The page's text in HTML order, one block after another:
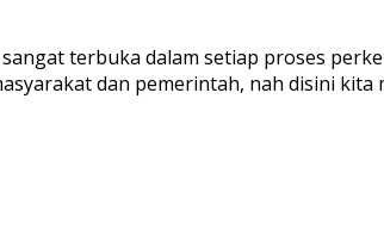
terbuka dalam setiap proses
dan pemerintah, nah disini